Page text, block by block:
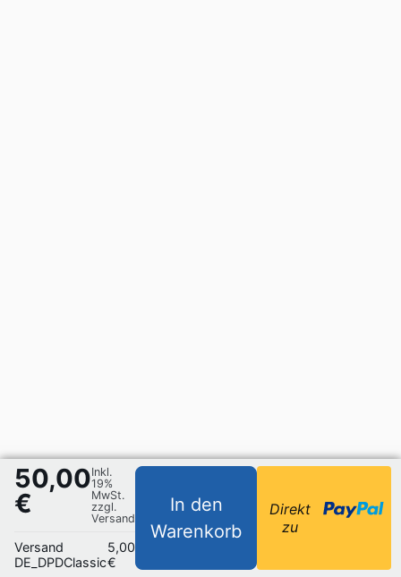
50,00
€
Inkl.
19%
MwSt.
zzgl.
Versand
Versand
DE_DPDClassic
5,00
€
In den
Warenkorb
Direkt
zu